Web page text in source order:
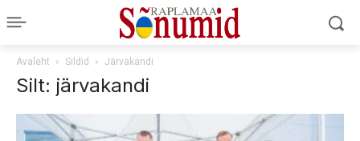
Avaleht Sildid Järvakandi
Silt: järvakandi